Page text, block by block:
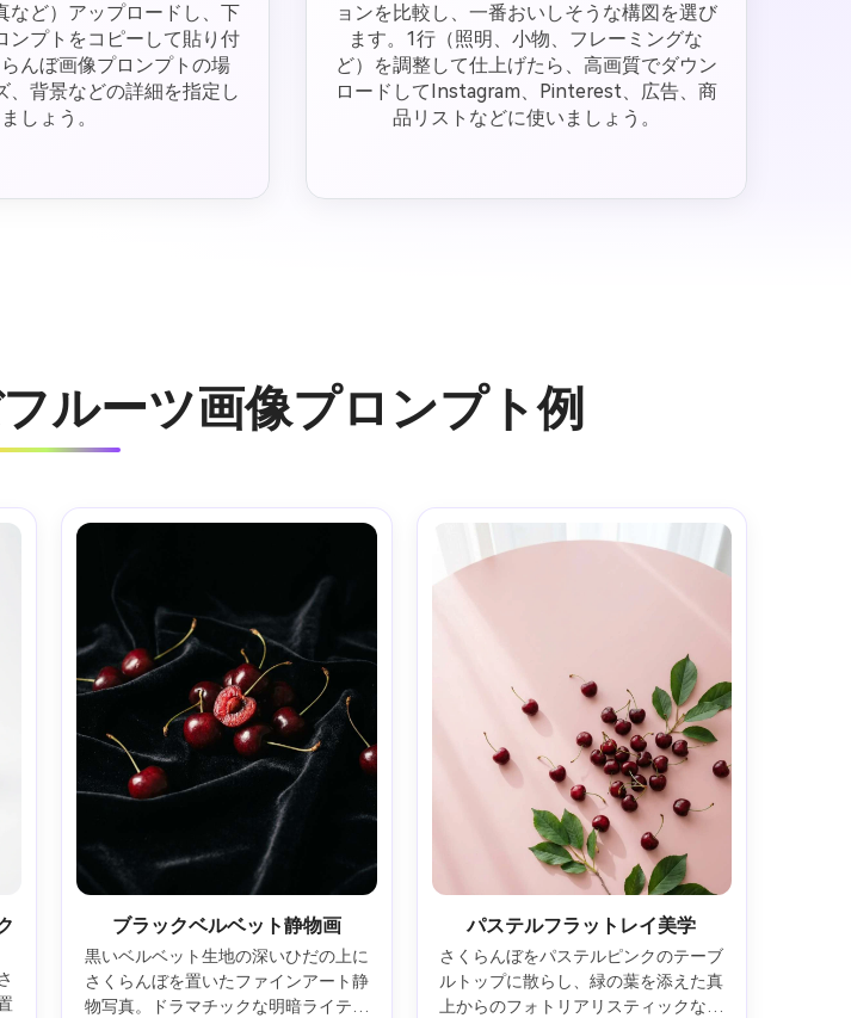
など）アップロードし、下
ンプトをコピーして貼り付
んぼ画像プロンプトの場
、背景などの詳細を指定し
ましょう。
ョンを比較し、一番おいしそうな構図を選び
ます。1行（照明、小物、フレーミングな
ど）を調整して仕上げたら、高画質でダウン
ロードしてInstagram、Pinterest、広告、商
品リストなどに使いましょう。
ルーツ画像プロンプト例
ブラックベルベット静物画
黒いベルベット生地の深いひだの上に
さくらんぼを置いたファインアート静
物写真。ドラマチックな明暗ライティ
パステルフラットレイ美学
さくらんぼをパステルピンクのテーブ
ルトップに散らし、緑の葉を添えた真
上からのフォトリアリスティックなフ